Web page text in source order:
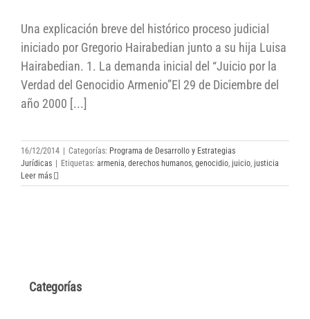
Una explicación breve del histórico proceso judicial
iniciado por Gregorio Hairabedian junto a su hija Luisa
Hairabedian. 1. La demanda inicial del “Juicio por la
Verdad del Genocidio Armenio”El 29 de Diciembre del
año 2000 [...]
16/12/2014 Categorías: Programa de Desarrollo y Estrategias
Jurídicas
Etiquetas: armenia, derechos humanos, genocidio, juicio, justicia
Leer más
Categorías